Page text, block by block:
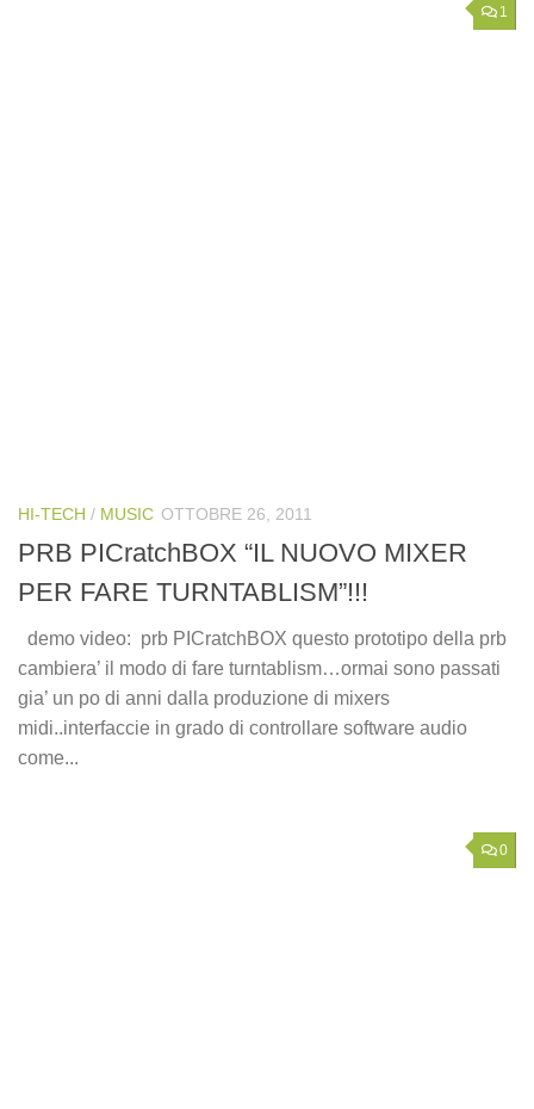
1
HI-TECH / MUSIC OTTOBRE 26, 2011
PRB PICratchBOX “IL NUOVO MIXER
PER FARE TURNTABLISM”!!!
demo video: prb PICratchBOX questo prototipo della prb
cambiera’ il modo di fare turntablism…ormai sono passati
gia’ un po di anni dalla produzione di mixers
midi..interfaccie in grado di controllare software audio
come...
0